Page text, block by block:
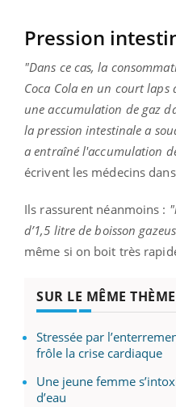
Pression
"Dans ce cas, la
Coca Cola en un court
une accumulation de gaz
la pression intestinale a
a entraîné l'accumulation
écrivent les médecins
Ils rassurent néanmoins :
d’1,5 litre de boisson
même si on boit très
SUR LE MÊME THÈME
Stressée par
frôle la crise cardiaque
Une jeune femme
d’eau